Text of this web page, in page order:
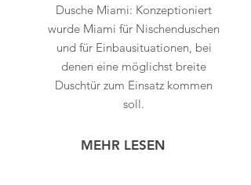
Dusche Miami: Konzeptioniert
wurde Miami für Nischenduschen
und für Einbausituationen, bei
denen eine möglichst breite
Duschtür zum Einsatz kommen
soll.
MEHR LESEN